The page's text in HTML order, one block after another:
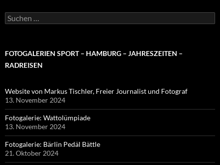
Suchen
nach:
FOTOGALERIEN SPORT – HAMBURG – JAHRESZEITEN –
RADREISEN
Website von Markus Tischler, Freier Journalist und Fotograf
13. November 2024
Fotogalerie: Wattolümpiade
13. November 2024
Fotogalerie: Bärlin Pedäl Bättle
21. Oktober 2024